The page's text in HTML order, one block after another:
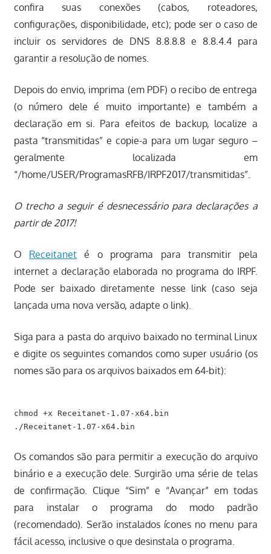
confira suas conexões (cabos, roteadores,
configurações, disponibilidade, etc); pode ser o caso de
incluir os servidores de DNS 8.8.8.8 e 8.8.4.4 para
garantir a resolução de nomes.
Depois do envio, imprima (em PDF) o recibo de entrega
(o número dele é muito importante) e também a
declaração em si. Para efeitos de backup, localize a
pasta “transmitidas” e copie-a para um lugar seguro –
geralmente localizada em
“/home/USER/ProgramasRFB/IRPF2017/transmitidas”.
O trecho a seguir é desnecessário para declarações a
partir de 2017!
O Receitaneté o programa para transmitir pela
internet a declaração elaborada no programa do IRPF.
Pode ser baixado diretamente nesse link (caso seja
lançada uma nova versão, adapte o link).
Siga para a pasta do arquivo baixado no terminal Linux
e digite os seguintes comandos como super usuário (os
nomes são para os arquivos baixados em 64-bit):
chmod +x Receitanet-1.07-x64.bin
Os comandos são para permitir a execução do arquivo
binário e a execução dele. Surgirão uma série de telas
de confirmação. Clique “Sim” e “Avançar” em todas
para instalar o programa do modo padrão
(recomendado). Serão instalados ícones no menu para
fácil acesso, inclusive o que desinstala o programa.